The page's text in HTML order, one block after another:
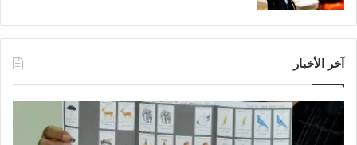
آخر الأخبار